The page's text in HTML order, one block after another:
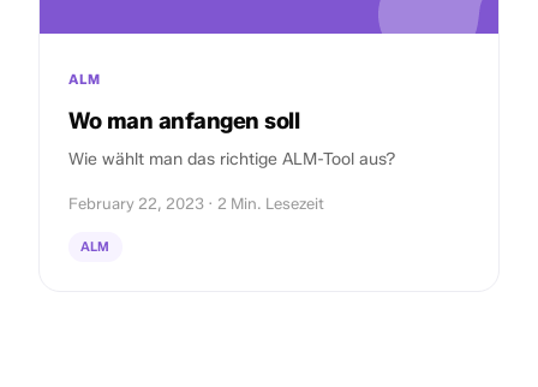
ALM
Wo man anfangen soll
Wie wählt man das richtige ALM-Tool aus?
February 22, 2023 · 2 Min. Lesezeit
ALM